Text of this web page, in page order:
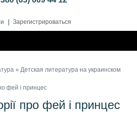
| Зарегистрироваться
» Детская литература на украинском
фей і принцес
про фей і принцес